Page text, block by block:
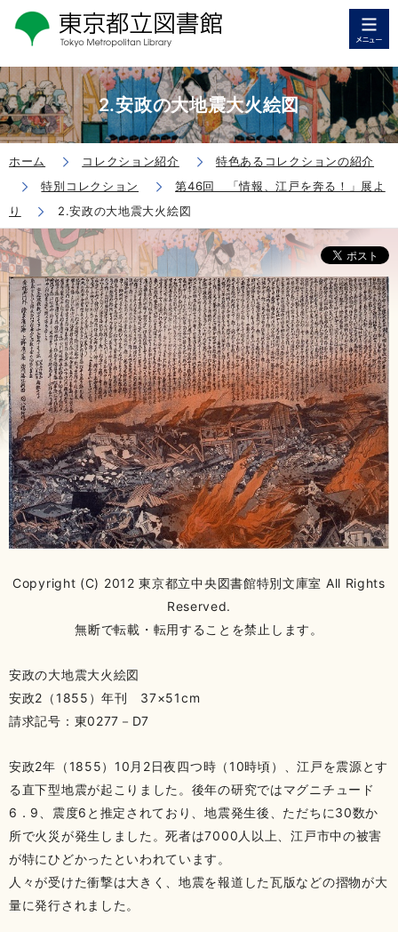
2.安政の大地震大火絵図
ホーム コレクション紹介
特色あるコレクションの紹介
特別コレクション
第46回 「情報、江戸を奔る！」展よ
り
2.安政の大地震大火絵図
Copyright (C) 2012 東京都立中央図書館特別文庫室 All Rights
Reserved.
無断で転載・転用することを禁止します。
安政の大地震大火絵図
安政2（1855）年刊 37×51cm
請求記号：東0277－D7
安政2年（1855）10月2日夜四つ時（10時頃）、江戸を震源とす
る直下型地震が起こりました。後年の研究ではマグニチュード
6．9、震度6と推定されており、地震発生後、ただちに30数か
所で火災が発生しました。死者は7000人以上、江戸市中の被害
が特にひどかったといわれています。
人々が受けた衝撃は大きく、地震を報道した瓦版などの摺物が大
量に発行されました。